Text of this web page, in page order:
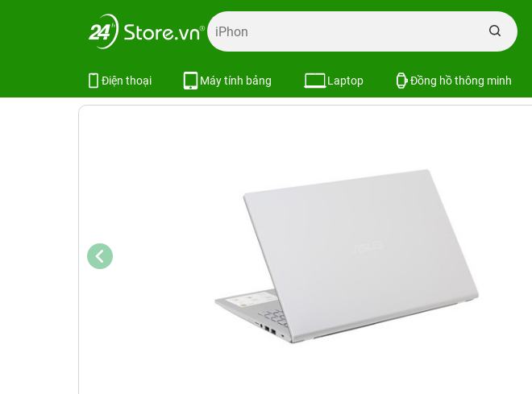
Điện thoại Máy tính bảng Laptop Đồng hồ thông minh
Trang chủ Laptop Asus Laptop Asus VivoBook X515EA i3 1115G4